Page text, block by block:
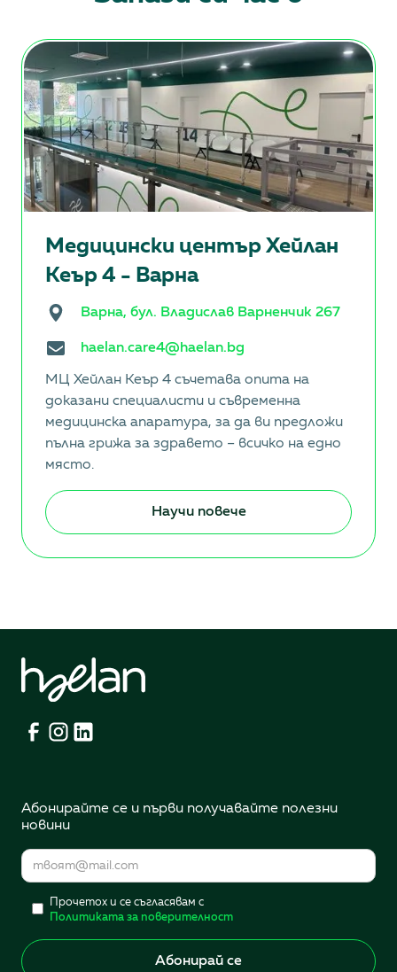
Медицински център Хейлан
Кеър 4 - Варна
Варна, бул. Владислав Варненчик 267
haelan.care4@haelan.bg
МЦ Хейлан Кеър 4 съчетава опита на
доказани специалисти и съвременна
медицинска апаратура, за да ви предложи
пълна грижа за здравето – всичко на едно
място.
Научи повече
Абонирайте се и първи получавайте полезни
новини
Прочетох и се съгласявам с
Политиката за поверителност